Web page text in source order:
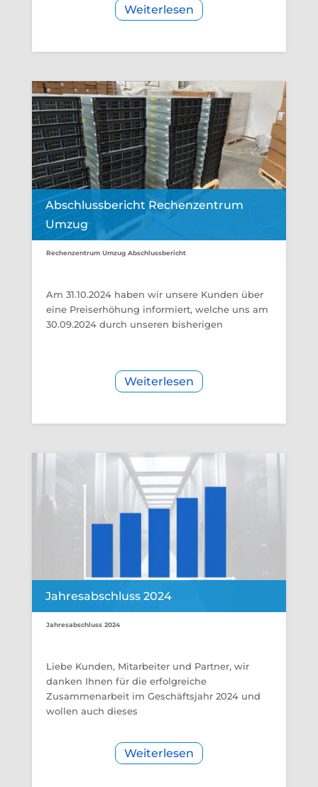
Weiterlesen
Abschlussbericht Rechenzentrum
Umzug
Rechenzentrum Umzug Abschlussbericht
Am 31.10.2024 haben wir unsere Kunden über
eine Preiserhöhung informiert, welche uns am
30.09.2024 durch unseren bisherigen
Weiterlesen
Jahresabschluss 2024
Jahresabschluss 2024
Liebe Kunden, Mitarbeiter und Partner, wir
danken Ihnen für die erfolgreiche
Zusammenarbeit im Geschäftsjahr 2024 und
wollen auch dieses
Weiterlesen